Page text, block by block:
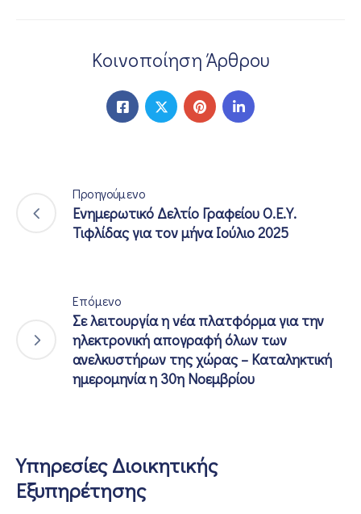
Κοινοποίηση Άρθρου
Προηγούμενο
Ενημερωτικό Δελτίο Γραφείου Ο.Ε.Υ.
Τιφλίδας για τον μήνα Ιούλιο 2025
Επόμενο
Σε λειτουργία η νέα πλατφόρμα για την
ηλεκτρονική απογραφή όλων των
ανελκυστήρων της χώρας – Καταληκτική
ημερομηνία η 30η Νοεμβρίου
Υπηρεσίες Διοικητικής
Εξυπηρέτησης